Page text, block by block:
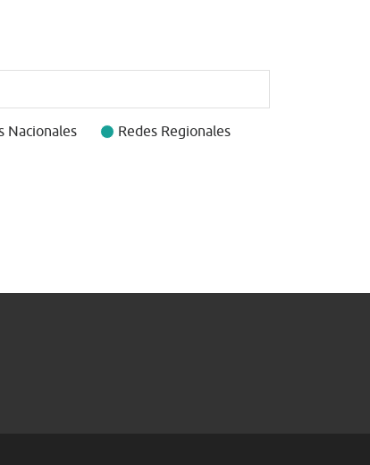
Nacionales
Redes Regionales